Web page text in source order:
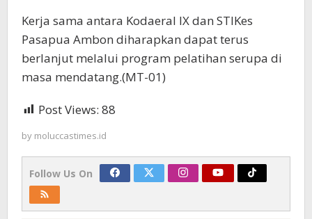
Kerja sama antara Kodaeral IX dan STIKes
Pasapua Ambon diharapkan dapat terus
berlanjut melalui program pelatihan serupa di
masa mendatang.(MT-01)
Post Views: 88
by moluccastimes.id
Follow Us On